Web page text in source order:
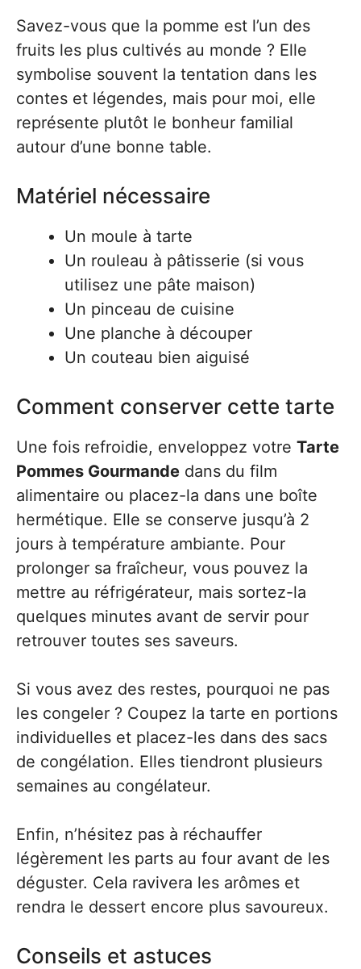
Savez-vous que la pomme est l’un des
fruits les plus cultivés au monde ? Elle
symbolise souvent la tentation dans les
contes et légendes, mais pour moi, elle
représente plutôt le bonheur familial
autour d’une bonne table.
Matériel nécessaire
Un moule à tarte
Un rouleau à pâtisserie (si vous
utilisez une pâte maison)
Un pinceau de cuisine
Une planche à découper
Un couteau bien aiguisé
Comment conserver cette tarte
Une fois refroidie, enveloppez votre Tarte
Pommes Gourmande dans du film
alimentaire ou placez-la dans une boîte
hermétique. Elle se conserve jusqu’à 2
jours à température ambiante. Pour
prolonger sa fraîcheur, vous pouvez la
mettre au réfrigérateur, mais sortez-la
quelques minutes avant de servir pour
retrouver toutes ses saveurs.
Si vous avez des restes, pourquoi ne pas
les congeler ? Coupez la tarte en portions
individuelles et placez-les dans des sacs
de congélation. Elles tiendront plusieurs
semaines au congélateur.
Enfin, n’hésitez pas à réchauffer
légèrement les parts au four avant de les
déguster. Cela ravivera les arômes et
rendra le dessert encore plus savoureux.
Conseils et astuces